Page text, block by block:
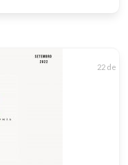
22 de